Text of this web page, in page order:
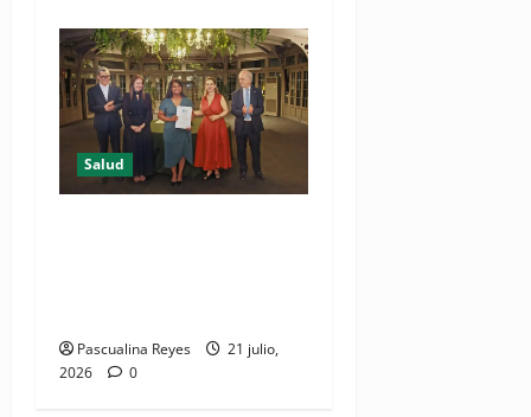
Salud
Pascualina Reyes
21 julio,
2026
0